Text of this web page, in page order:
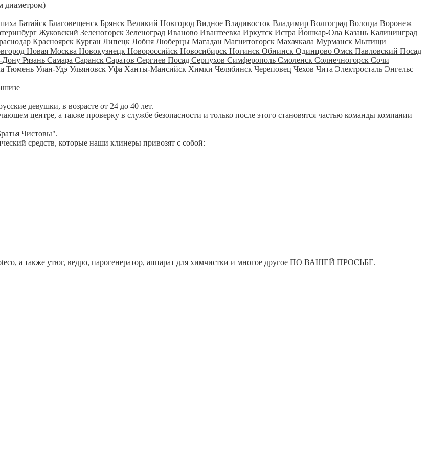
диаметром)
Батайск Благовещенск Брянск Великий Новгород Видное Владивосток Владимир Волгоград Вологда Воронеж
Жуковский Зеленогорск Зеленоград Иваново Ивантеевка Иркутск Истра Йошкар-Ола Казань Калининград
Красноярск Курган Липецк Лобня Люберцы Магадан Магнитогорск Махачкала Мурманск Мытищи
Новая Москва Новокузнецк Новороссийск Новосибирск Ногинск Обнинск Одинцово Омск Павловский Посад
Дону Рязань Самара Саранск Саратов Сергиев Посад Серпухов Симферополь Смоленск Солнечногорск Сочи
Тюмень Улан-Удэ Ульяновск Уфа Ханты-Мансийск Химки Челябинск Череповец Чехов Чита Электросталь Энгельс
девушки, в возрасте от 24 до 40 лет.
центре, а также проверку в службе безопасности и только после этого становятся частью команды компании
Чистовы".
средств, которые наши клинеры привозят с собой:
а также утюг, ведро, парогенератор, аппарат для химчистки и многое другое ПО ВАШЕЙ ПРОСЬБЕ.